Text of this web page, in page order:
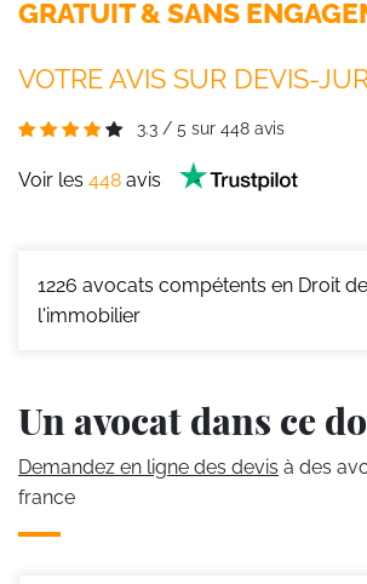
GRATUIT & SANS
VOTRE AVIS SUR DEVIS-
3.3 / 5 sur 448 avis
Voir les 448 avis
1226 avocats compétents en Droit de
l'immobilier
Un avocat dans ce
Demandez en ligne des devis à des
france